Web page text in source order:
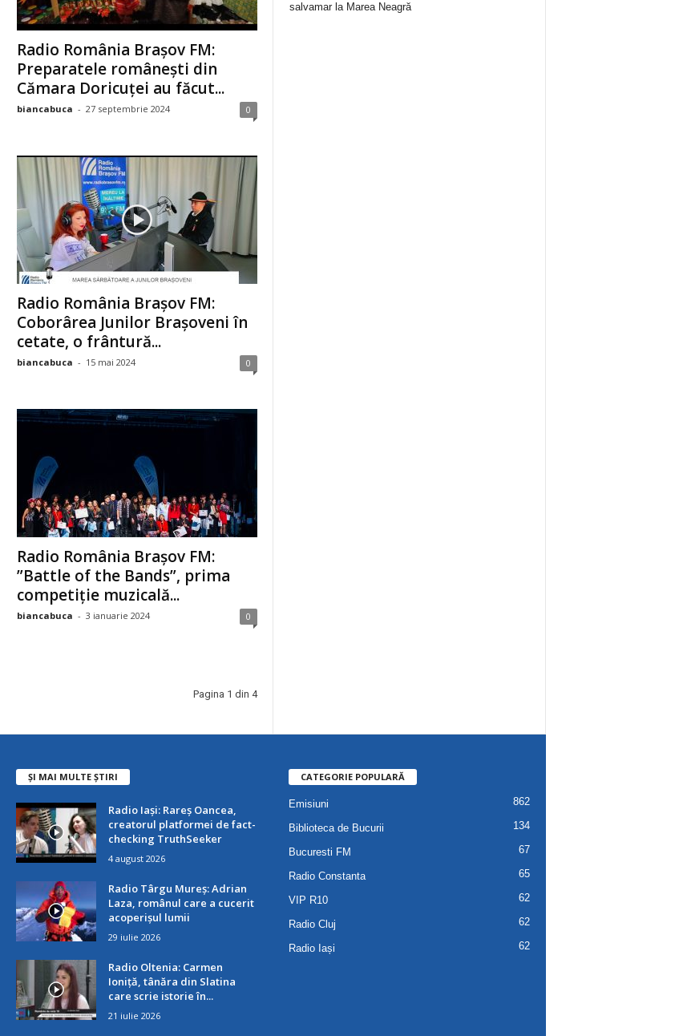
Radio România Brașov FM:
Preparatele românești din
Cămara Doricuței au făcut...
biancabuca - 27 septembrie 2024 0
Radio România Brașov FM:
Coborârea Junilor Brașoveni în
cetate, o frântură...
biancabuca - 15 mai 2024 0
Radio România Brașov FM:
”Battle of the Bands”, prima
competiție muzicală...
biancabuca - 3 ianuarie 2024 0
Pagina 1 din 4
salvamar la Marea Neagră
ȘI MAI MULTE ȘTIRI
Radio Iași: Rareș Oancea,
creatorul platformei de fact-
checking TruthSeeker
4 august 2026
Radio Târgu Mureș: Adrian
Laza, românul care a cucerit
acoperișul lumii
29 iulie 2026
Radio Oltenia: Carmen
Ioniță, tânăra din Slatina
care scrie istorie în...
21 iulie 2026
CATEGORIE POPULARĂ
Emisiuni 862
Biblioteca de Bucurii 134
Bucuresti FM 67
Radio Constanta 65
VIP R10 62
Radio Cluj 62
Radio Iași 62